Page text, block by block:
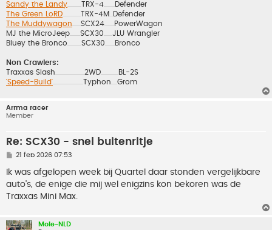
Sandy the Landy....................... TRX-4..................
Defender
The Green LoRD.............................. TRX-4M ......
Defender
The Muddywagon ..............SCX24................ PowerWagon
MJ the MicroJeep.................SCX30 ..............JLU Wrangler
Bluey the Bronco .......................SCX30 ................ Bronco
Non Crawlers:
Traxxas Slash ................................................2WD............................. BL-2S
'Speed-Build'.................................................. Typhon ..........Grom
Arrma racer
Member
Re: SCX30 - snel buitenritje
B
r
c
h
21 feb 2026 07:53
Ik was afgelopen week bij Quartel daar stonden vergelijkbare
auto's, de enige die mij wel enigzins kon bekoren was de
Traxxas Mini Max.
Mole-NLD